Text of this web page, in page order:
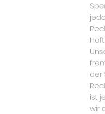
der
ist
wir